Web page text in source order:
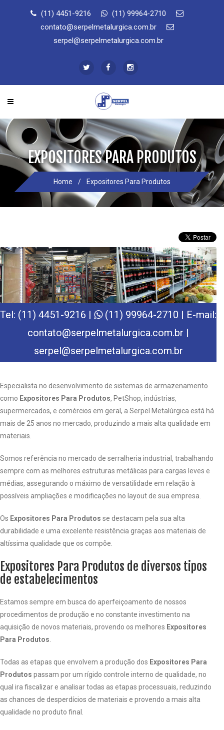
(11) 4451-9216
(11) 99964-2710
contato@serpelmetalurgica.com.br
serpel@serpelmetalurgica.com.br
EXPOSITORES PARA PRODUTOS
Home / Expositores Para Produtos
Tel: (11) 4451-9216 |
(11) 99964-2710 | E-mail:
contato@serpelmetalurgica.com.br |
serpel@serpelmetalurgica.com.br
Especialista no desenvolvimento de sistemas de armazenamento
como Expositores Para Produtos, PetShop, indústrias,
supermercados, e comércios em geral, a Serpel Metalúrgica está há
mais de 25 anos no mercado, produzindo a mais alta qualidade em
materiais.
Somos referência no mercado de serralheria industrial, trabalhando
sempre com as melhores estruturas metálicas para cargas leves e
médias, assegurando o máximo de versatilidade em relação à
possíveis ampliações e modificações no layout de sua empresa.
Os Expositores Para Produtos se destacam pela sua alta
durabilidade e uma excelente resistência graças aos materiais de
altíssima qualidade que os compõe.
Expositores Para Produtos de diversos tipos
de estabelecimentos
Estamos sempre em busca do aperfeiçoamento de nossos
procedimentos de produção e no constante investimento na
aquisição de novos materiais, provendo os melhores Expositores
Para Produtos
Todas as etapas que envolvem a produção dos Expositores Para
Produtos passam por um rígido controle interno de qualidade, no
qual ira fiscalizar e analisar todas as etapas processuais, reduzindo
as chances de desperdícios de materiais e provendo a mais alta
qualidade no produto final.